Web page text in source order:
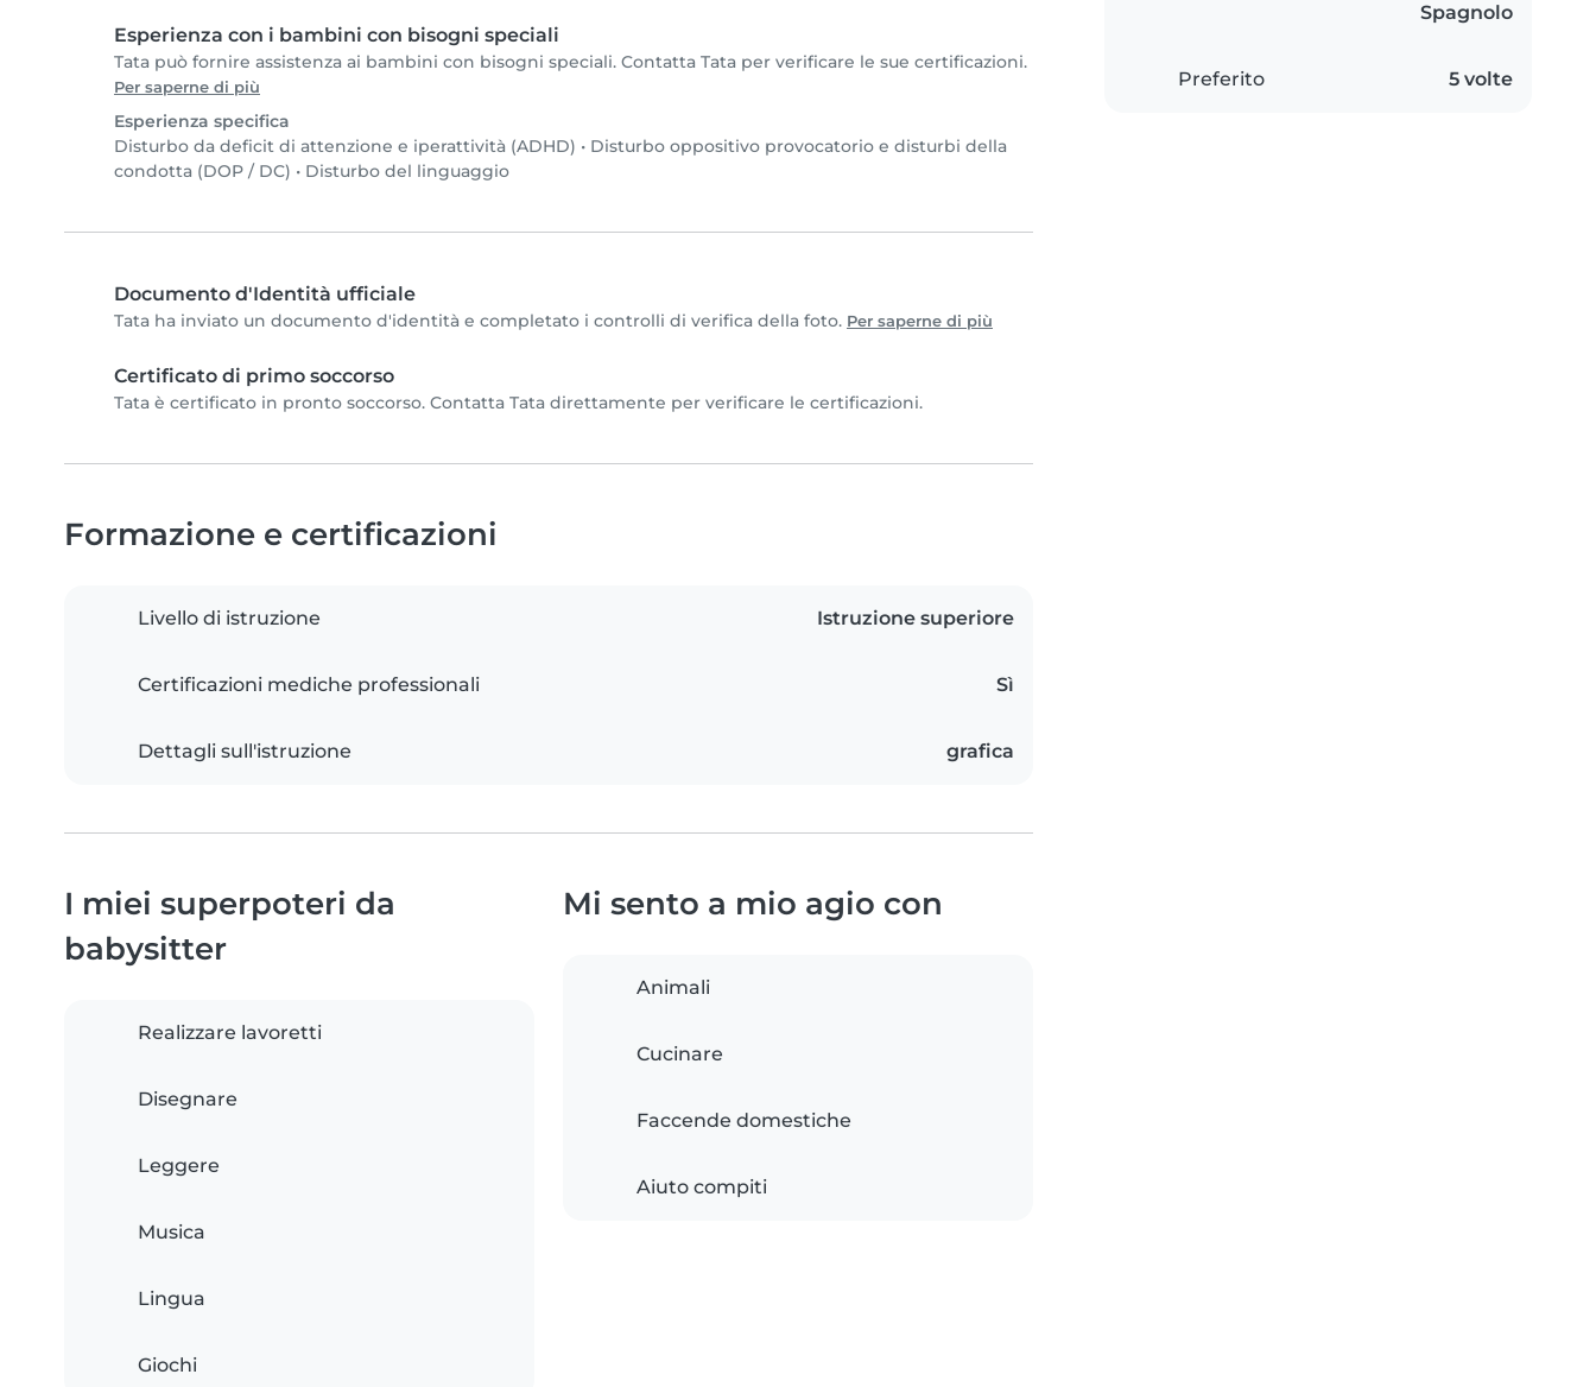
Esperienza con i bambini con bisogni speciali
Tata può fornire assistenza ai bambini con bisogni speciali. Contatta Tata per verificare le sue certificazioni.
Per saperne di più
Esperienza specifica
Disturbo da deficit di attenzione e iperattività (ADHD) • Disturbo oppositivo provocatorio e disturbi della
condotta (DOP / DC) • Disturbo del linguaggio
Documento d'Identità ufficiale
Tata ha inviato un documento d'identità e completato i controlli di verifica della foto. Per saperne di più
Certificato di primo soccorso
Tata è certificato in pronto soccorso. Contatta Tata direttamente per verificare le certificazioni.
Spagnolo
Preferito 5 volte
Formazione e certificazioni
Livello di istruzione Istruzione superiore
Certificazioni mediche professionali Sì
Dettagli sull'istruzione grafica
I miei superpoteri da
babysitter
Realizzare lavoretti
Disegnare
Leggere
Musica
Lingua
Giochi
Mi sento a mio agio con
Animali
Cucinare
Faccende domestiche
Aiuto compiti